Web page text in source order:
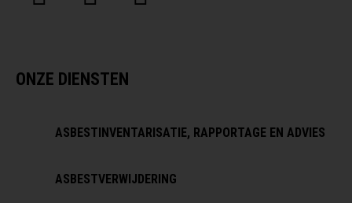
ONZE DIENSTEN
ASBESTINVENTARISATIE, RAPPORTAGE EN ADVIES
ASBESTVERWIJDERING